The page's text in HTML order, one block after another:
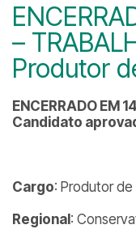
–
Produtor
ENCERRADO EM
Candidato
Cargo: Produtor de
Regional :